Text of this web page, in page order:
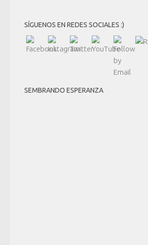
SÍGUENOS EN REDES SOCIALES :)
SEMBRANDO ESPERANZA